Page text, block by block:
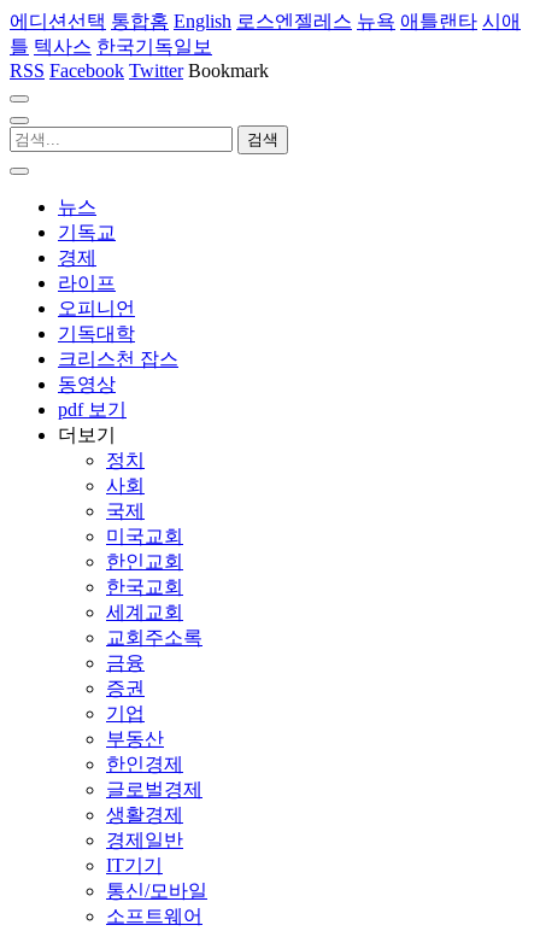
에디션선택 통합홈 English 로스엔젤레스 뉴욕 애틀랜타 시애
틀 텍사스 한국기독일보
RSS Facebook Twitter Bookmark
뉴스
기독교
경제
라이프
오피니언
기독대학
크리스천 잡스
동영상
pdf 보기
더보기
정치
사회
국제
미국교회
한인교회
한국교회
세계교회
교회주소록
금융
증권
기업
부동산
한인경제
글로벌경제
생활경제
경제일반
IT기기
통신/모바일
소프트웨어